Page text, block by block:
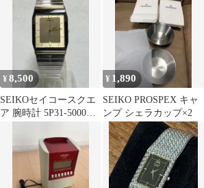
¥8,500
SEIKOセイコースクエ
ア 腕時計 5P31-5000電
¥ 1,890
SEIKO PROSPEX キャ
ンプ シェラカップ×2